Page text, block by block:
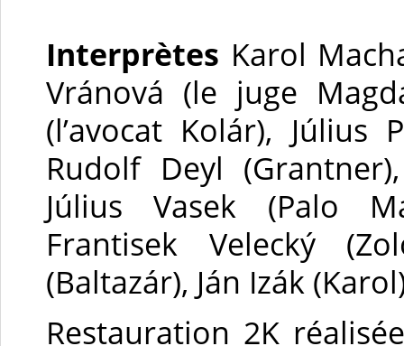
Interprètes Karol
Vránová (le juge
(l’avocat Kolár), Július
Rudolf Deyl
Július Vasek (Palo
Frantisek Velecký
(Baltazár), Ján Izák
Restauration 2K